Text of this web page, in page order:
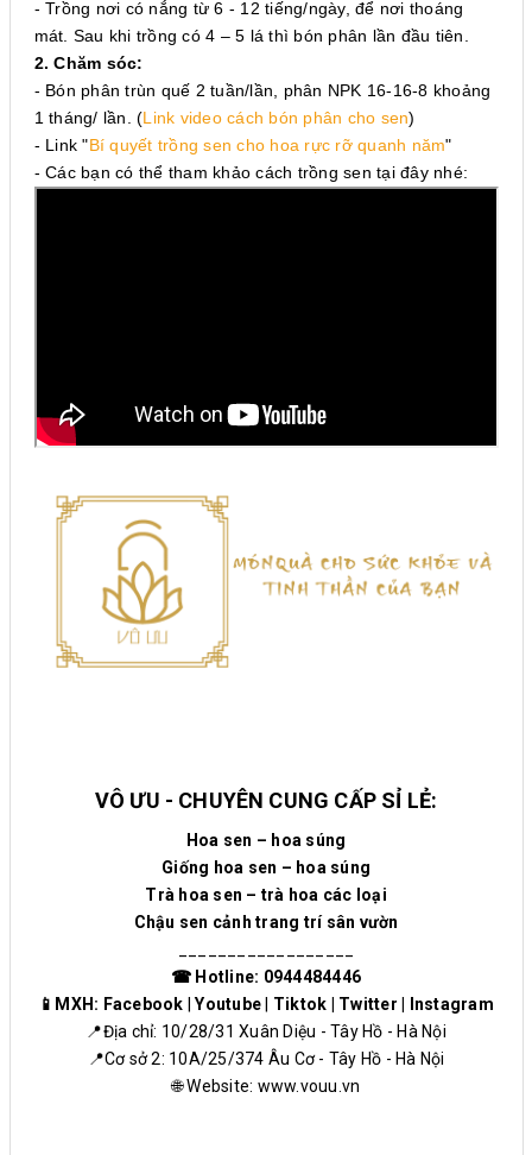
- Trồng nơi có nắng từ 6 - 12 tiếng/ngày, để nơi thoáng
mát. Sau khi trồng có 4 – 5 lá thì bón phân lần đầu tiên.
2. Chăm sóc:
- Bón phân trùn quế 2 tuần/lần, phân NPK 16-16-8 khoảng
1 tháng/ lần. (Link video cách bón phân cho sen)
- Link"Bí quyết trồng sen cho hoa rực rỡ quanh năm"
- Các bạn có thể tham khảo cách trồng sen tại đây nhé:
VÔ ƯU - CHUYÊN CUNG CẤP SỈ LẺ:
Hoa sen – hoa súng
Giống hoa sen – hoa súng
Trà hoa sen – trà hoa các loại
Chậu sen cảnh trang trí sân vườn
☎ Hotline: 0944484446
📱MXH: Facebook |Youtube Tiktok Twitter
Instagram
📍Địa chỉ: 10/28/31 Xuân Diệu - Tây Hồ - Hà Nội
📍Cơ sở 2: 10A/25/374 Âu Cơ - Tây Hồ - Hà Nội
🌐 Website: www.vouu.vn